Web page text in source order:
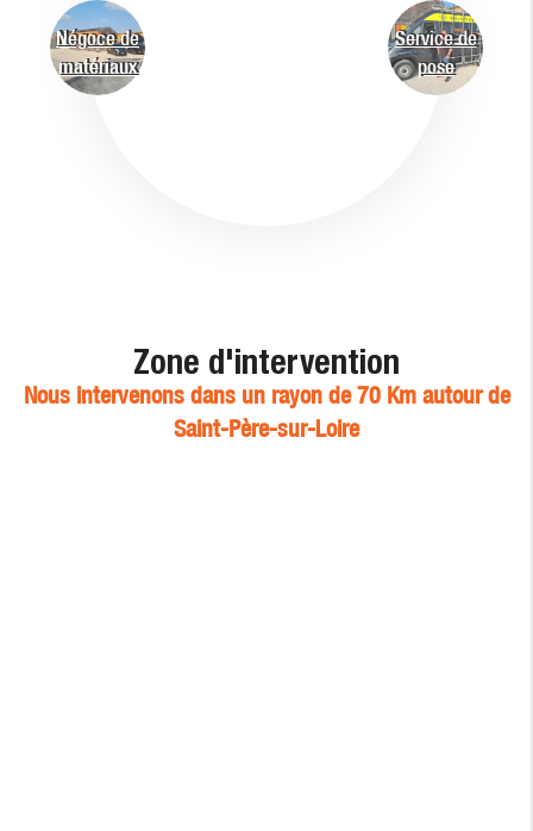
Négoce de
matériaux
Service de
pose
Zone d'intervention
Nous intervenons dans un rayon de 70 Km autour de
Saint-Père-sur-Loire